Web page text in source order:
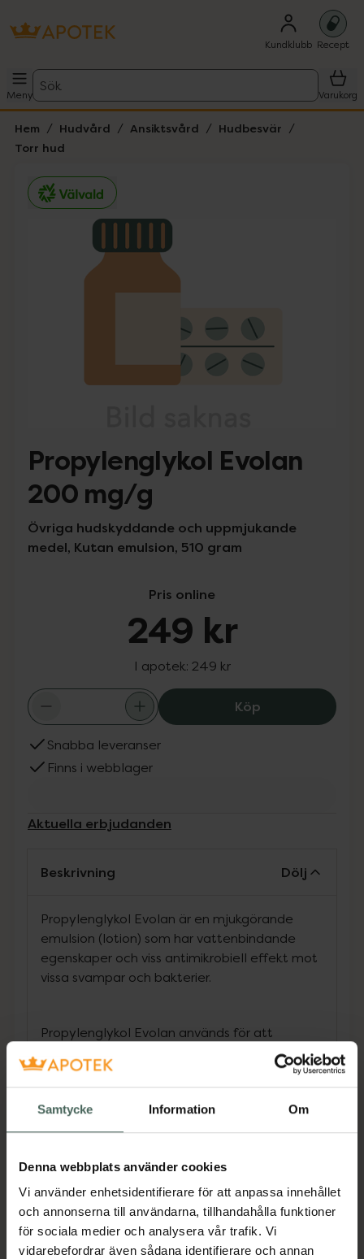
Samtycke Information Om
Denna webbplats använder cookies
Vi använder enhetsidentifierare för att anpassa innehållet
och annonserna till användarna, tillhandahålla funktioner
för sociala medier och analysera vår trafik. Vi
vidarebefordrar även sådana identifierare och annan
Kundklubb Recept
Meny
Sök
Varukorg
Hem Hudvård Ansiktsvård
Hudbesvär
Torr hud
Lista: . Innehåller 1 objekt.
Propylenglykol Evolan
200 mg/g
Övriga hudskyddande och uppmjukande
medel, Kutan emulsion, 510 gram
Pris online
249 kr
I apotek: 249 kr
KöpPropylenglykol
Snabba leveranser
Finns i webblager
Aktuella erbjudanden
Beskrivning Dölj
Propylenglykol Evolan är en mjukgörande
emulsion (lotion) som har vattenbindande
egenskaper och viss antimikrobiell effekt mot
vissa svampar och bakterier.
Propylenglykol Evolan används för att
behandla torr hud av olika slag hos vuxna och
barn.
behandla andra sjukdomar som inte nämns i
denna produktinformation. Fråga läkare,
apoteks- eller annan hälso- och
sjukvårdspersonal om du har ytterligare frågor
och följ alltid deras instruktion.